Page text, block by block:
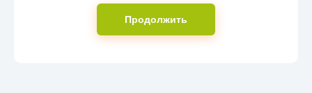
Продолжить